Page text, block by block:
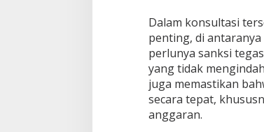
o
v
i
n
s
i
G
o
Dalam konsultasi
penting, di
perlunya sanksi
yang tidak
juga memastikan
secara tepat,
anggaran.